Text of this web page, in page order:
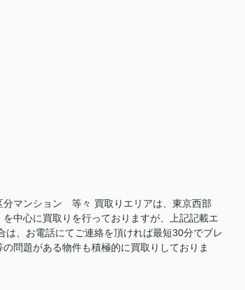
ンション 等々 買取りエリアは、東京西部
中心に買取りを行っておりますが、上記記載エ
、お電話にてご連絡を頂ければ最短30分でブレ
問題がある物件も積極的に買取りしておりま